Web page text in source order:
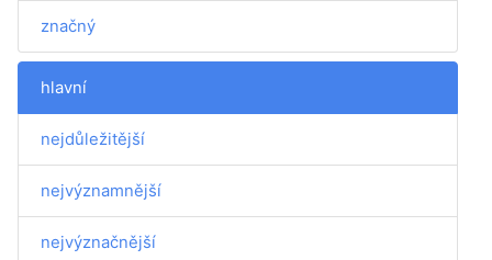
značný
hlavní
nejdůležitější
nejvýznamnější
nejvýznačnější